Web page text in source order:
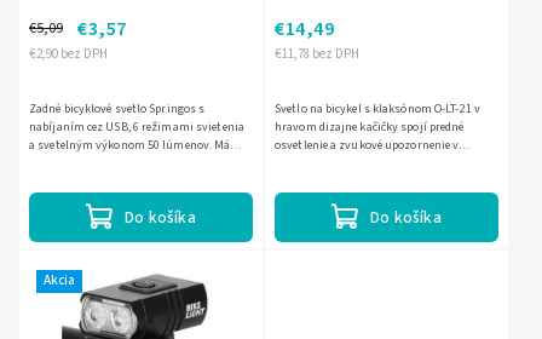
€2,90 bez DPH
€5,09 €3,57
Do košíka
Zadné bicyklové svetlo Springos s
nabíjaním cez USB, 6 režimami svietenia
a svetelným výkonom 50 lúmenov. Má
€11,78 bez DPH
€14,49
Do košíka
Svetlo na bicykel s klaksónom O-LT-21 v
hravom dizajne kačičky spojí predné
osvetlenie a zvukové upozornenie v
Akcia